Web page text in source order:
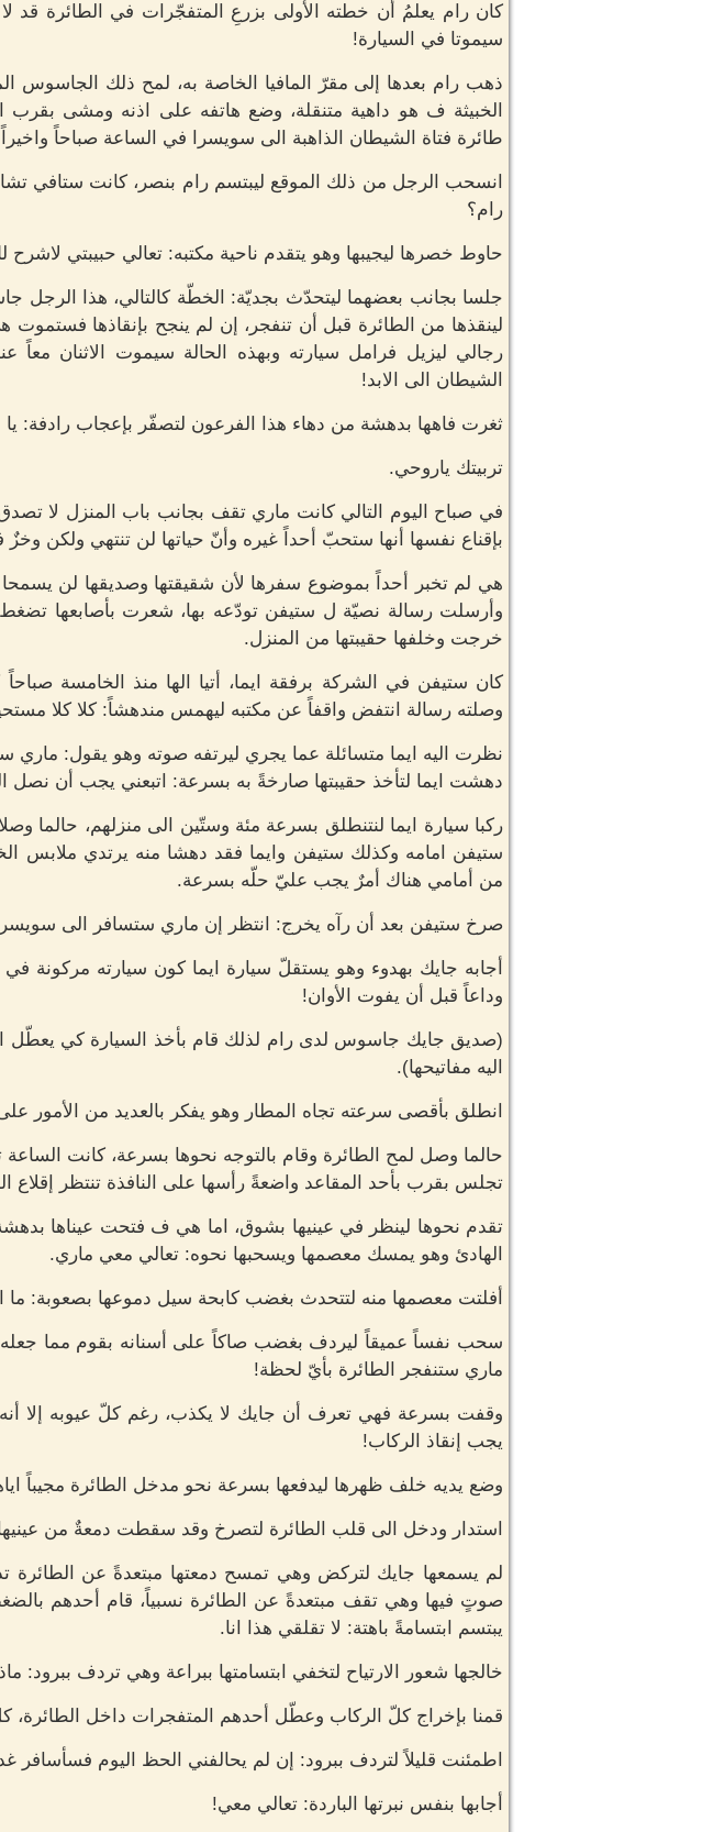
كان رام يعلمُ أن خطته الأولى بزرعِ المتفجّرات في الطائرة قد
سيموتا في السيارة!
ذهب رام بعدها إلى مقرّ المافيا الخاصة به، لمح ذلك
الخبيثة ف هو داهية متنقلة، وضع هاتفه على اذنه ومشى
طائرة فتاة الشيطان الذاهبة الى سويسرا في الساعة صباحاً
انسحب الرجل من ذلك الموقع ليبتسم رام بنصر، كانت ستافي
رام؟
حاوط خصرها ليجيبها وهو يتقدم ناحية مكتبه: تعالي حبيبتي
جلسا بجانب بعضهما ليتحدّث بجديّة: الخطّة كالتالي، هذا الرجل
لينقذها من الطائرة قبل أن تنفجر، إن لم ينجح بإنقاذها
رجالي ليزيل فرامل سيارته وبهذه الحالة سيموت الاثنان معاً
الشيطان الى الابد!
ثغرت فاهها بدهشة من دهاء هذا الفرعون لتصفّر بإعجاب رادفة: يا
تربيتك ياروحي.
في صباح اليوم التالي كانت ماري تقف بجانب باب المنزل لا
بإقناع نفسها أنها ستحبّ أحداً غيره وأنّ حياتها لن تنتهي ولكن وخزٌ
هي لم تخبر أحداً بموضوع سفرها لأن شقيقتها وصديقها لن
وأرسلت رسالة نصيّة ل ستيفن تودّعه بها، شعرت بأصابعها تضغط
خرجت وخلفها حقيبتها من المنزل.
كان ستيفن في الشركة برفقة ايما، أتيا الها منذ الخامسة
وصلته رسالة انتفض واقفاً عن مكتبه ليهمس مندهشاً: كلا كلا
نظرت اليه ايما متسائلة عما يجري ليرتفه صوته وهو يقول: ماري
دهشت ايما لتأخذ حقيبتها صارخةً به بسرعة: اتبعني يجب أن نصل
ركبا سيارة ايما لنتنطلق بسرعة مئة وستّين الى منزلهم، حالما
ستيفن امامه وكذلك ستيفن وايما فقد دهشا منه يرتدي ملابس
من أمامي هناك أمرٌ يجب عليّ حلّه بسرعة.
صرخ ستيفن بعد أن رآه يخرج: انتظر إن ماري ستسافر الى سويسرا
أجابه جايك بهدوء وهو يستقلّ سيارة ايما كون سيارته مركونة
وداعاً قبل أن يفوت الأوان!
(صديق جايك جاسوس لدى رام لذلك قام بأخذ السيارة كي يعطّل
اليه مفاتيحها).
انطلق بأقصى سرعته تجاه المطار وهو يفكر بالعديد من الأمور
حالما وصل لمح الطائرة وقام بالتوجه نحوها بسرعة، كانت الساعة
تجلس بقرب بأحد المقاعد واضعةً رأسها على النافذة تنتظر إقلاع
تقدم نحوها لينظر في عينيها بشوق، اما هي ف فتحت عيناها
الهادئ وهو يمسك معصمها ويسحبها نحوه: تعالي معي ماري.
أفلتت معصمها منه لتتحدث بغضب كابحة سيل دموعها بصعوبة:
سحب نفساً عميقاً ليردف بغضب صاكاً على أسنانه بقوم مما
ماري ستنفجر الطائرة بأيّ لحظة!
وقفت بسرعة فهي تعرف أن جايك لا يكذب، رغم كلّ عيوبه إلا أنه
يجب إنقاذ الركاب!
وضع يديه خلف ظهرها ليدفعها بسرعة نحو مدخل الطائرة مجيباً
استدار ودخل الى قلب الطائرة لتصرخ وقد سقطت دمعةٌ من
لم يسمعها جايك لتركض وهي تمسح دمعتها مبتعدةً عن الطائرة
صوتٍ فيها وهي تقف مبتعدةً عن الطائرة نسبياً، قام أحدهم
يبتسم ابتسامةً باهتة: لا تقلقي هذا انا.
خالجها شعور الارتياح لتخفي ابتسامتها ببراعة وهي تردف ببرود:
قمنا بإخراج كلّ الركاب وعطّل أحدهم المتفجرات داخل الطائرة،
اطمئنت قليلاً لتردف ببرود: إن لم يحالفني الحظ اليوم فسأسافر
أجابها بنفس نبرتها الباردة: تعالي معي!